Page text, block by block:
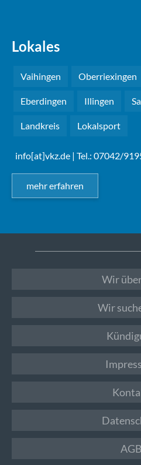
Lokales
Vaihingen Oberriexingen
Eberdingen Illingen
Landkreis Lokalsport
info[at]vkz.de | Tel.: 07042/
mehr erfahren
Wir
Wir
AGB